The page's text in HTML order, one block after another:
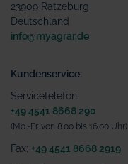
23909 Ratzeburg
Deutschland
info@myagrar.de
Kundenservice:
Servicetelefon:
+49 4541 8668 290
(Mo.-Fr. von 8.00 bis 16.00 Uhr)
Fax: +49 4541 8668 2919